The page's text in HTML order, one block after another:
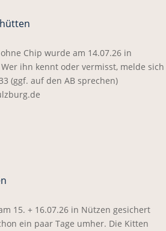
Chip wurde am 14.07.26 in
ihn kennt oder vermisst, melde sich
(ggf. auf den AB sprechen)
15. + 16.07.26 in Nützen gesichert
ein paar Tage umher. Die Kitten